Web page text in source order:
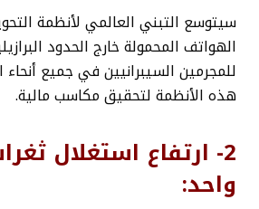
سيتوسع التبني العالمي لأنظمة
الهواتف المحمولة خارج الحدود
للمجرمين السيبرانيين في جميع أنحاء
هذه الأنظمة لتحقيق مكاسب مالية.
2- ارتفاع استغلال
واحد: